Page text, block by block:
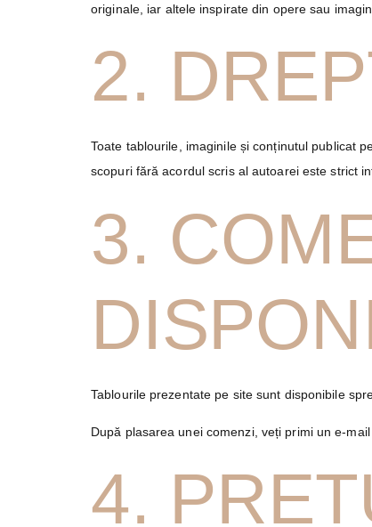
originale, iar altele inspirate din opere sau
2.
Toate tablourile, imaginile și conținutul publicat
scopuri fără acordul scris al autoarei este strict
3.
Tablourile prezentate pe site sunt disponibile
După plasarea unei comenzi, veți primi un e-
4.